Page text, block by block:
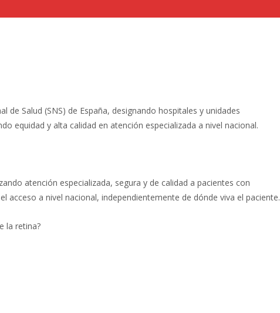
de Salud (SNS) de España, designando hospitales y unidades
equidad y alta calidad en atención especializada a nivel nacional.
atención especializada, segura y de calidad a pacientes con
a nivel nacional, independientemente de dónde viva el paciente.
la retina?